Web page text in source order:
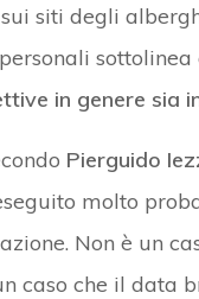
siti degli
sottolinea
in genere sia
Pierguido
molto
Non è un
caso che il data